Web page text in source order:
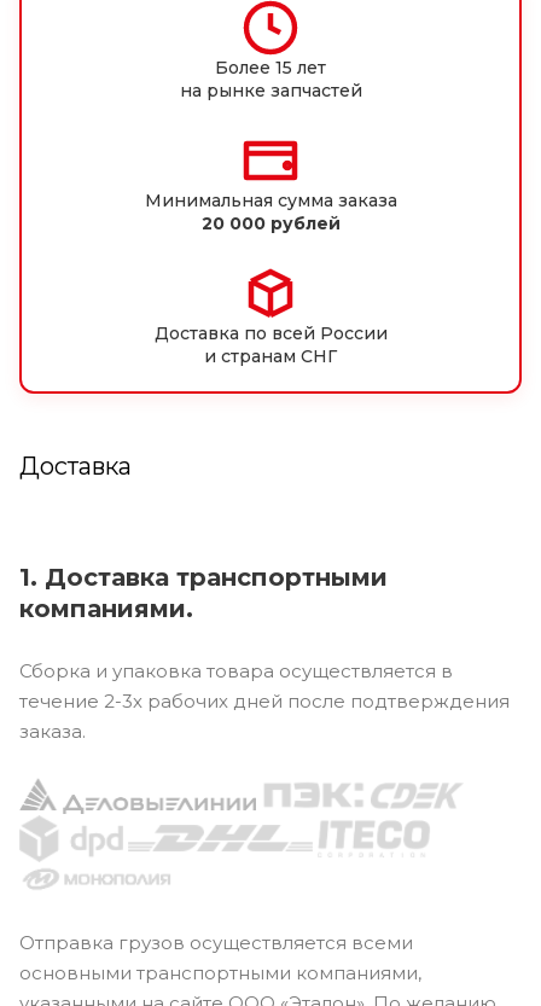
Более 15 лет
на рынке запчастей
Минимальная сумма заказа
20 000 рублей
Доставка по всей России
и странам СНГ
Доставка
1. Доставка транспортными
компаниями.
Сборка и упаковка товара осуществляется в
течение 2-3х рабочих дней после подтверждения
заказа.
Отправка грузов осуществляется всеми
основными транспортными компаниями,